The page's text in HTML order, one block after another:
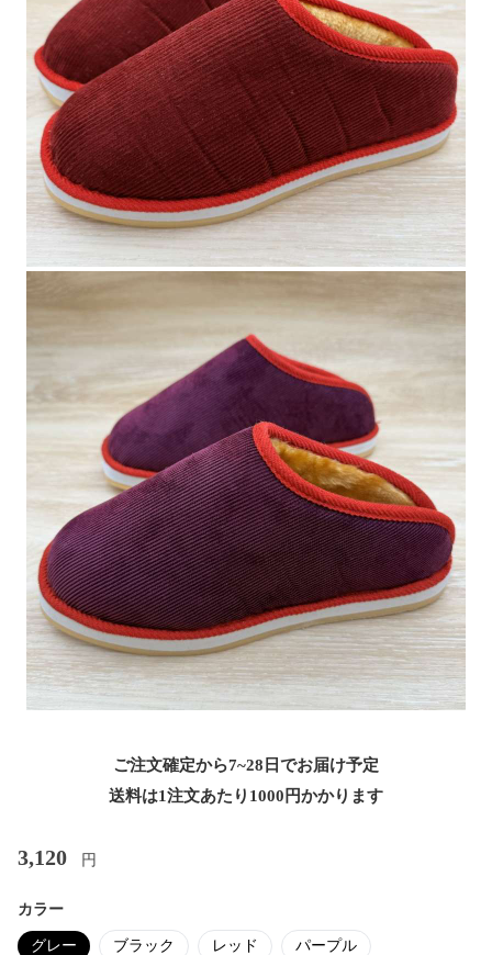
ご注文確定から7~28日でお届け予定
送料は1注文あたり 1000 円かかります
3,120 円
カラー
グレー ブラック レッド パープル